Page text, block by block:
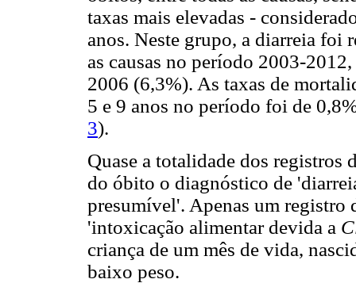
taxas mais elevadas -
anos. Neste grupo, a diarreia foi
as causas no período 2003-
2006 (6,3%). As taxas de
5 e 9 anos no período foi de
3).
Quase a totalidade dos registros
do óbito o diagnóstico de
presumível'. Apenas um registro
'intoxicação alimentar devida a
criança de um mês de vida,
baixo peso.